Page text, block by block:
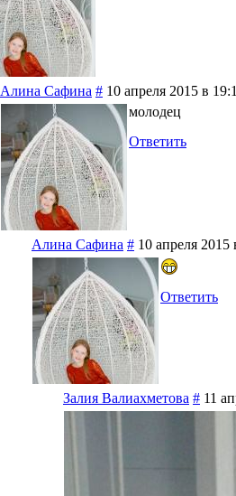
Алина Сафина # 10 апреля 2015 в
молодец
Ответить
Алина Сафина # 10 апреля 2015
Ответить
Залия Валиахметова # 11